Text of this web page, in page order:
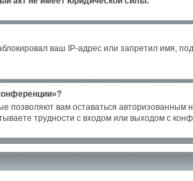
ваш IP-адрес или запретил имя,
позволяют вам оставаться
трудности с входом или выходом с